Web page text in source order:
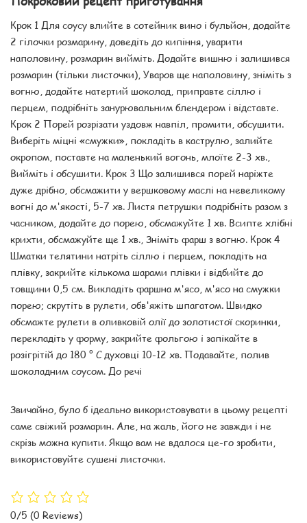
Крок 1 Для соусу влийте в сотейник вино і бульйон, додайте
2 гілочки розмарину, доведіть до кипіння, уварити
наполовину, розмарин вийміть. Додайте вишню і залишився
розмарин (тільки листочки), Уваров ще наполовину, зніміть з
вогню, додайте натертий шоколад, приправте сіллю і
перцем, подрібніть занурювальним блендером і відставте.
Крок 2 Порей розрізати уздовж навпіл, промити, обсушити.
Виберіть міцні «смужки», покладіть в каструлю, залийте
окропом, поставте на маленький вогонь, млоїте 2-3 хв.,
Вийміть і обсушити. Крок 3 Що залишився порей наріжте
дуже дрібно, обсмажити у вершковому маслі на невеликому
вогні до м'якості, 5-7 хв. Листя петрушки подрібніть разом з
часником, додайте до порею, обсмажуйте 1 хв. Всипте хлібні
крихти, обсмажуйте ще 1 хв., Зніміть фарш з вогню. Крок 4
Шматки телятини натріть сіллю і перцем, покладіть на
плівку, закрийте кількома шарами плівки і відбийте до
товщини 0,5 см. Викладіть фаршна м'ясо, м'ясо на смужки
порею; скрутіть в рулети, обв'яжіть шпагатом. Швидко
обсмажте рулети в оливковій олії до золотистої скоринки,
перекладіть у форму, закрийте фольгою і запікайте в
розігрітій до 180 ° С духовці 10-12 хв. Подавайте, полив
шоколадним соусом. До речі
Звичайно, було б ідеально використовувати в цьому рецепті
саме свіжий розмарин. Але, на жаль, його не завжди і не
скрізь можна купити. Якщо вам не вдалося це-го зробити,
використовуйте сушені листочки.
0/5 (0 Reviews)